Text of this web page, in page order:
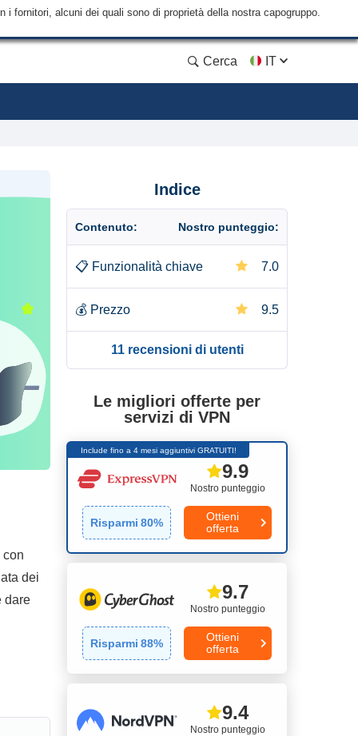
fornitori, alcuni dei quali sono di proprietà della nostra capogruppo.
Cerca IT
con
dei
dare
Indice
Contenuto: Nostro punteggio:
📋 Funzionalità chiave 7.0
💰 Prezzo 9.5
11 recensioni di utenti
Le migliori offerte per
servizi di VPN
Include fino a 4 mesi aggiuntivi GRATUITI!
Nostro punteggio
9.9
Risparmi 80%
Ottieni
offerta
Nostro punteggio
9.7
Risparmi 88%
Ottieni
offerta
Nostro punteggio
9.4